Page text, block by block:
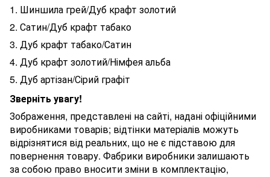
1. Шиншила грей/Дуб крафт золотий
2. Сатин/Дуб крафт табако
3. Дуб крафт табако/Сатин
4. Дуб крафт золотий/Німфея альба
5. Дуб артізан/Сірий графіт
Зверніть увагу!
Зображення, представлені на сайті, надані офіційними
виробниками товарів; відтінки матеріалів можуть
відрізнятися від реальних, що не є підставою для
повернення товару. Фабрики виробники залишають
за собою право вносити зміни в комплектацію,